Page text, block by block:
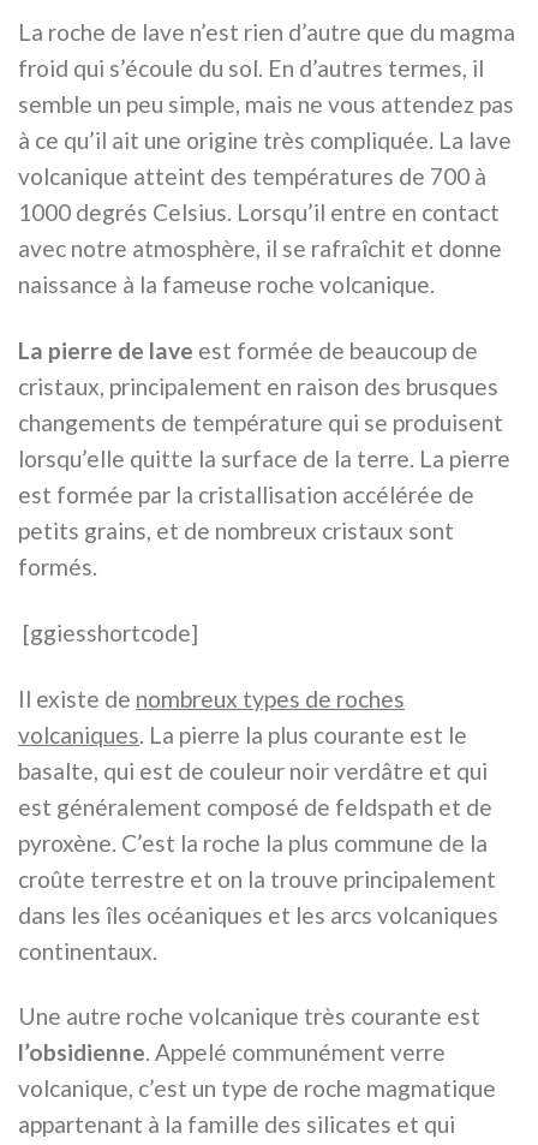
La roche de lave n’est rien d’autre que du magma
froid qui s’écoule du sol. En d’autres termes, il
semble un peu simple, mais ne vous attendez pas
à ce qu’il ait une origine très compliquée. La lave
volcanique atteint des températures de 700 à
1000 degrés Celsius. Lorsqu’il entre en contact
avec notre atmosphère, il se rafraîchit et donne
naissance à la fameuse roche volcanique.
La pierre de lave est formée de beaucoup de
cristaux, principalement en raison des brusques
changements de température qui se produisent
lorsqu’elle quitte la surface de la terre. La pierre
est formée par la cristallisation accélérée de
petits grains, et de nombreux cristaux sont
formés.
[ggiesshortcode]
Il existe de nombreux types de roches
volcaniques . La pierre la plus courante est le
basalte, qui est de couleur noir verdâtre et qui
est généralement composé de feldspath et de
pyroxène. C’est la roche la plus commune de la
croûte terrestre et on la trouve principalement
dans les îles océaniques et les arcs volcaniques
continentaux.
Une autre roche volcanique très courante est
l’obsidienne. Appelé communément verre
volcanique, c’est un type de roche magmatique
appartenant à la famille des silicates et qui